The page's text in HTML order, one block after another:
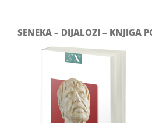
SENEKA – DIJALOZI – KNJIGA